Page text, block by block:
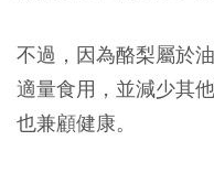
不過，因為酪梨屬於
適量食用，並減少其
也兼顧健康。